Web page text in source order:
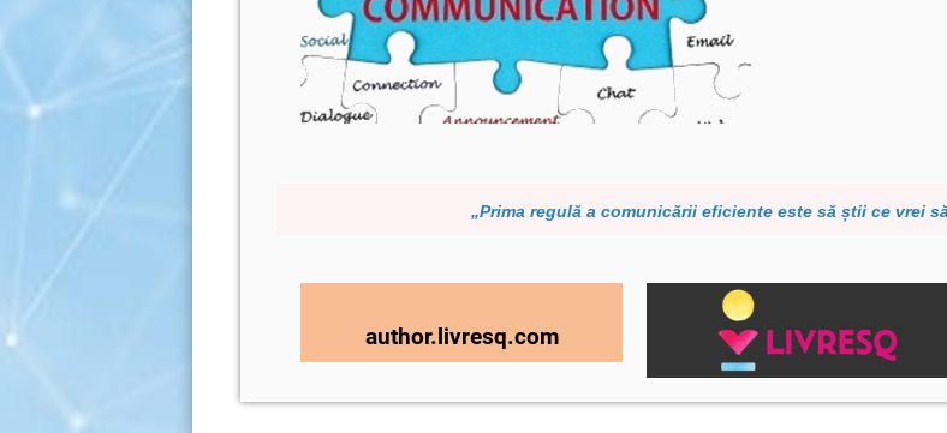
„Prima regulă a comunicării eficiente este să știi ce vrei
author.livresq.com